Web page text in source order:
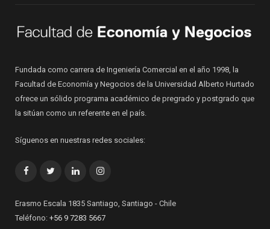
Fundada como carrera de Ingeniería Comercial en el año 1998, la
Facultad de Economía y Negocios de la Universidad Alberto Hurtado
ofrece un sólido programa académico de pregrado y postgrado que
la sitúan como un referente en el país.
Síguenos en nuestras redes sociales:
FacebookTwitterLinkedInInstagram
Erasmo Escala 1835 Santiago, Santiago - Chile
Teléfono: +56 9 7283 5667